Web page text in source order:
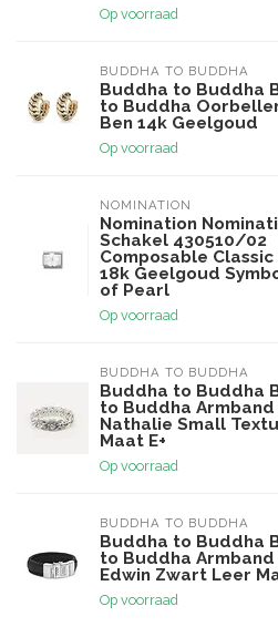
Op voorraad
BUDDHA TO BUDDHA
Buddha to Buddha
to Buddha
Ben 14k Geelgoud
Op voorraad
NOMINATION
Nomination
Schakel 430510/02
Composable
18k Geelgoud
of Pearl
Op voorraad
BUDDHA TO BUDDHA
Buddha to Buddha
to Buddha Armband
Nathalie Small
Maat E+
Op voorraad
BUDDHA TO BUDDHA
Buddha to Buddha
to Buddha Armband
Edwin Zwart Leer
Op voorraad